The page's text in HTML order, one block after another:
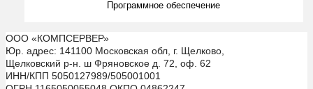
Программное обеспечение
ООО «КОМПСЕРВЕР»
Юр. адрес: 141100 Московская обл, г. Щелково,
Щелковский р-н. ш Фряновское д. 72, оф. 62
ИНН/КПП 5050127989/505001001